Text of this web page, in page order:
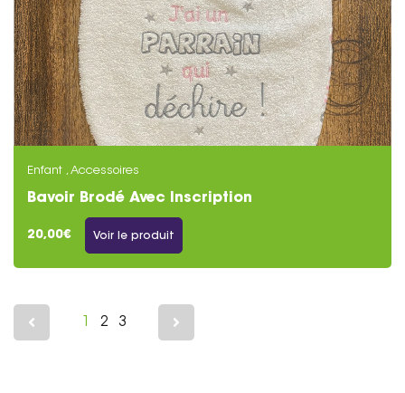
Enfant , Accessoires
Bavoir Brodé Avec Inscription
20,00€ Voir le produit
2 3